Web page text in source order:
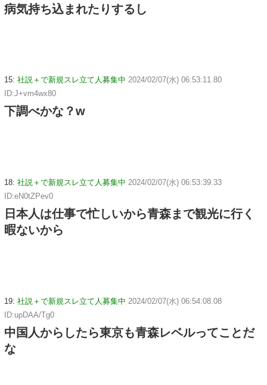
病気持ち込まれたりするし
15: 社説＋で新規スレ立て人募集中 2024/02/07(水) 06:53:11.80
ID:J+vm4wx80
下調べかな？w
18: 社説＋で新規スレ立て人募集中 2024/02/07(水) 06:53:39.33
ID:eN0tZPev0
日本人は仕事で忙しいから青森まで観光に行く
暇ないから
19: 社説＋で新規スレ立て人募集中 2024/02/07(水) 06:54:08.08
ID:upDAA/Tg0
中国人からしたら東京も青森レベルってことだ
な